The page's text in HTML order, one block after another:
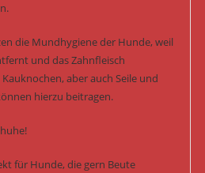
die Mundhygiene der Hunde, weil
und das Zahnfleisch
aber auch Seile und
hierzu beitragen.
für Hunde, die gern Beute